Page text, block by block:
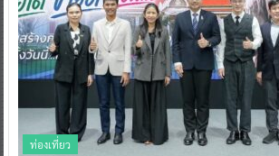
ท่องเที่ยว